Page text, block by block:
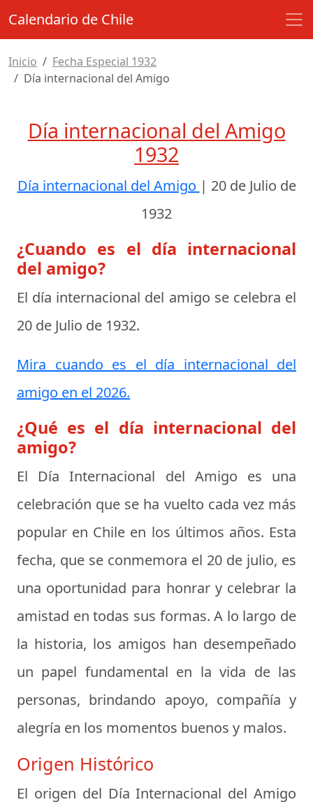
Calendario de Chile
Inicio
Fecha Especial 1932
Día internacional del Amigo
Día internacional del Amigo
1932
Día internacional del Amigo | 20 de Julio de
1932
¿Cuando es el día internacional
del amigo?
El día internacional del amigo se celebra el
20 de Julio de 1932.
Mira cuando es el día internacional del
amigo en el 2026.
¿Qué es el día internacional del
amigo?
El Día Internacional del Amigo es una
celebración que se ha vuelto cada vez más
popular en Chile en los últimos años. Esta
fecha, que se conmemora el 20 de julio, es
una oportunidad para honrar y celebrar la
amistad en todas sus formas. A lo largo de
la historia, los amigos han desempeñado
un papel fundamental en la vida de las
personas, brindando apoyo, compañía y
alegría en los momentos buenos y malos.
Origen Histórico
El origen del Día Internacional del Amigo